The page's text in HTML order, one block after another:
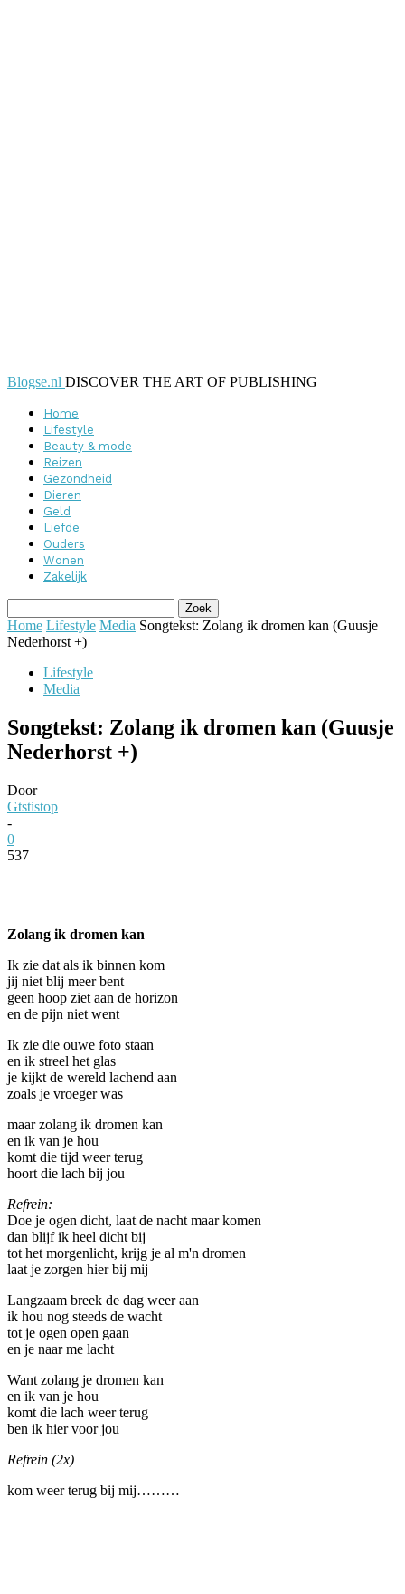
Blogse.nl DISCOVER THE ART OF PUBLISHING
Home
Lifestyle
Beauty & mode
Reizen
Gezondheid
Dieren
Geld
Liefde
Ouders
Wonen
Zakelijk
Home Lifestyle Media Songtekst: Zolang ik dromen kan (Guusje
Nederhorst +)
Lifestyle
Media
Songtekst: Zolang ik dromen kan (Guusje
Nederhorst +)
Door
Gtstistop
-
0
537
Zolang ik dromen kan
Ik zie dat als ik binnen kom
jij niet blij meer bent
geen hoop ziet aan de horizon
en de pijn niet went
Ik zie die ouwe foto staan
en ik streel het glas
je kijkt de wereld lachend aan
zoals je vroeger was
maar zolang ik dromen kan
en ik van je hou
komt die tijd weer terug
hoort die lach bij jou
Refrein:
Doe je ogen dicht, laat de nacht maar komen
dan blijf ik heel dicht bij
tot het morgenlicht, krijg je al m'n dromen
laat je zorgen hier bij mij
Langzaam breek de dag weer aan
ik hou nog steeds de wacht
tot je ogen open gaan
en je naar me lacht
Want zolang je dromen kan
en ik van je hou
komt die lach weer terug
ben ik hier voor jou
Refrein (2x)
kom weer terug bij mij………